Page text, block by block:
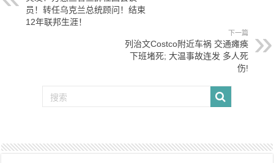
员！转任乌克兰总统顾问！结束
12年联邦生涯！
下一篇
列治文Costco附近车祸 交通瘫痪
下班堵死; 大温事故连发 多人死
伤!